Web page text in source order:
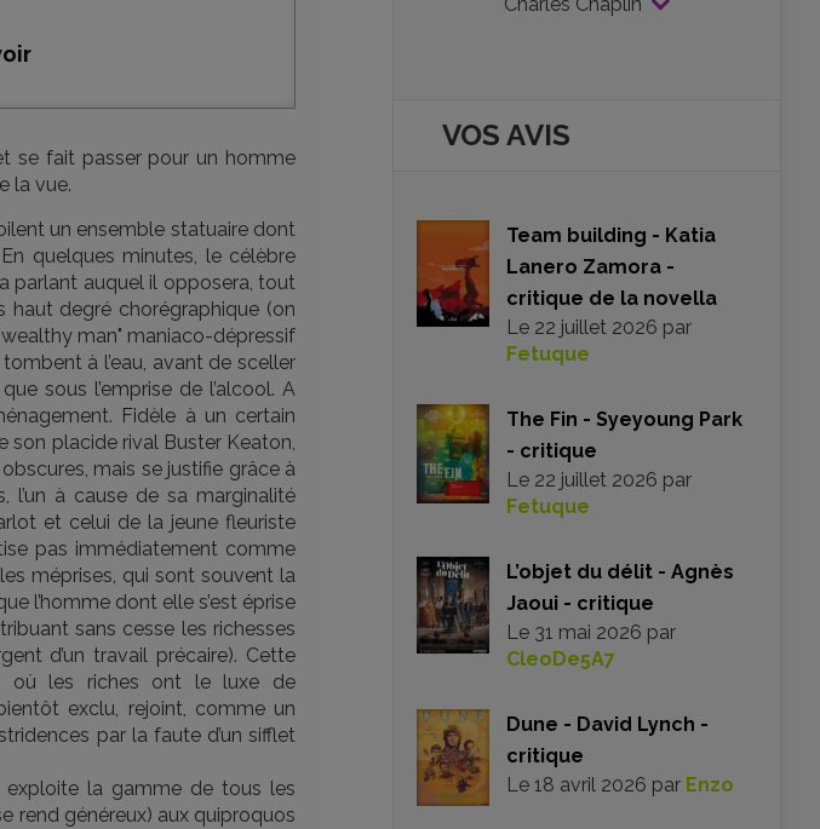
se fait passer pour un homme
la vue.
un ensemble statuaire dont
quelques minutes, le célèbre
parlant auquel il opposera, tout
degré chorégraphique (on
man" maniaco-dépressif
à l’eau, avant de sceller
sous l’emprise de l’alcool. A
Fidèle à un certain
son placide rival Buster Keaton,
mais se justifie grâce à
l’un à cause de sa marginalité
et celui de la jeune fleuriste
pas immédiatement comme
méprises, qui sont souvent la
l’homme dont elle s’est éprise
sans cesse les richesses
d’un travail précaire). Cette
où les riches ont le luxe de
exclu, rejoint, comme un
par la faute d’un sifflet
exploite la gamme de tous les
rend généreux) aux quiproquos
VOS AVIS
Team building - Katia
Lanero Zamora -
critique de la novella
Le 22 juillet 2026 par
Fetuque
The Fin - Syeyoung Park
- critique
Le 22 juillet 2026 par
Fetuque
L’objet du délit - Agnès
Jaoui - critique
Le 31 mai 2026 par
CleoDe5A7
Dune - David Lynch -
critique
Le 18 avril 2026 par Enzo